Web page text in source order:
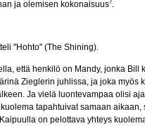
ja olemisen kokonaisuus .
"Hohto" (The Shining).
että henkilö on Mandy, jonka Bill
Zieglerin juhlissa, ja joka myös
Ja vielä luontevampaa olisi
tapahtuivat samaan aikaan,
on pelottava yhteys